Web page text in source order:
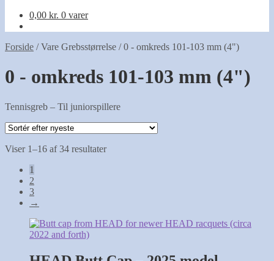
0,00 kr. 0 varer
Forside /Vare Grebsstørrelse /0 - omkreds 101-103 mm (4")
0 - omkreds 101-103 mm (4")
Tennisgreb – Til juniorspillere
Viser 1–16 af 34 resultaterSorteret
1
2
3
→
Dette
vare
flere